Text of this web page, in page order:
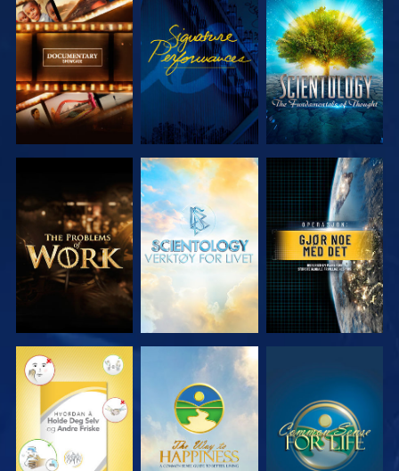
UTFORSK
SERIEN
SE
UTFORSK
SERIEN
UTFORSK
SERIEN
UTFORSK
SERIEN
SE
SE SE SE